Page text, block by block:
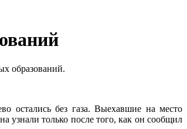
образований.
остались без газа. Выехавшие на место
узнали только после того, как он сообщил